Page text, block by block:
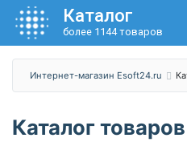
Каталог
более 1144 товаров
Интернет-магазин Esoft24.ru
Каталог товаров